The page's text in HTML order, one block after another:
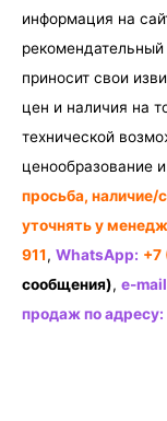
информация на
приносит свои
цен и наличия на
технической
ценообразование
просьба, наличие/
уточнять у
911, WhatsApp: +7
сообщения), e-mail
продаж по адресу: